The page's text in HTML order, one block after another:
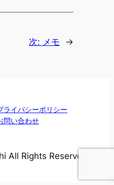
次: メモ →
ライバシーポリシー
問い合わせ
All Rights Reserved.